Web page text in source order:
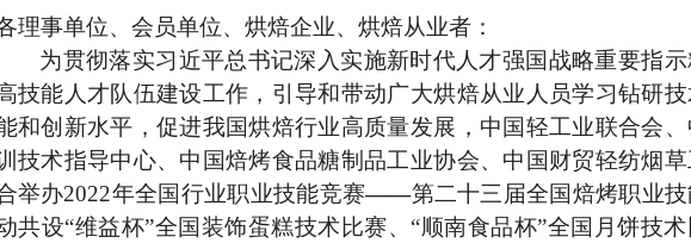
理事单位、会员单位、烘焙企业、烘焙从业者：
贯彻落实习近平总书记深入实施新时代人才强国战略重要指示
技能人才队伍建设工作，引导和带动广大烘焙从业人员学习钻研
和创新水平，促进我国烘焙行业高质量发展，中国轻工业联合会
技术指导中心、中国焙烤食品糖制品工业协会、中国财贸轻纺烟
举办2022年全国行业职业技能竞赛——第二十三届全国焙烤职业
共设“维益杯”全国装饰蛋糕技术比赛、“顺南食品杯”全国月饼技